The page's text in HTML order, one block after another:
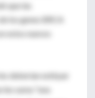
que las
los genes BRCA
estos nuevos
deberían extirpar
les suma "una